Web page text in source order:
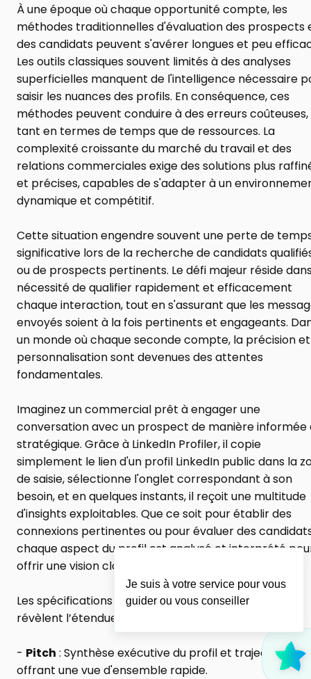
À une époque où chaque opportunité compte, les
méthodes traditionnelles d'évaluation des prospects
des candidats peuvent s'avérer longues et peu
Les outils classiques souvent limités à des analyses
superficielles manquent de l'intelligence nécessaire
saisir les nuances des profils. En conséquence, ces
méthodes peuvent conduire à des erreurs coûteuses,
tant en termes de temps que de ressources. La
complexité croissante du marché du travail et des
relations commerciales exige des solutions plus
et précises, capables de s'adapter à un
dynamique et compétitif.
Cette situation engendre souvent une perte de
significative lors de la recherche de candidats
ou de prospects pertinents. Le défi majeur réside
nécessité de qualifier rapidement et efficacement
chaque interaction, tout en s'assurant que les
envoyés soient à la fois pertinents et engageants.
un monde où chaque seconde compte, la précision
personnalisation sont devenues des attentes
fondamentales.
Imaginez un commercial prêt à engager une
conversation avec un prospect de manière informée
stratégique. Grâce à LinkedIn Profiler, il copie
simplement le lien d'un profil LinkedIn public dans la
de saisie, sélectionne l'onglet correspondant à son
besoin, et en quelques instants, il reçoit une multitude
d'insights exploitables. Que ce soit pour établir des
connexions pertinentes ou pour évaluer des
chaque aspect du profil est analysé et interprété
offrir une vision claire et précise.
Les spécifications techniques de LinkedIn Profiler
révèlent l’étendue de son potentiel :
- Pitch : Synthèse exécutive du profil et trajectoire
offrant une vue d'ensemble rapide.
Je suis à votre service pour vous
guider ou vous conseiller